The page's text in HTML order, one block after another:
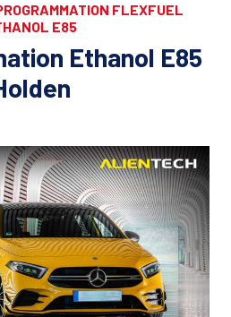
FLEXFUEL
E85
Ethanol E85